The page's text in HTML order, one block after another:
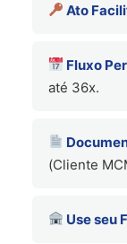
Ato
Fluxo
até 36x.
(Cliente
Use seu